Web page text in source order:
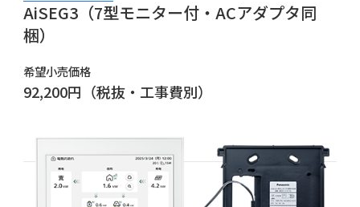
AiSEG3（7型モニター付・ACアダプタ同
梱）
希望小売価格
92,200円（税抜・工事費別）